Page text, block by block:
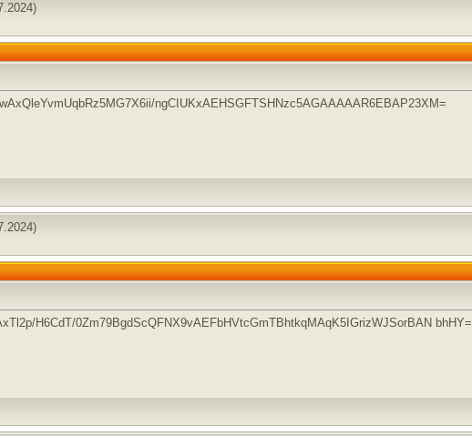
ngCIUKxAEHSGFTSHNzc5AGAAAAAR6EBAP23XM=
H6CdT/0Zm79BgdScQFNX9vAEFbHVtcGmTBhtkqMAqK5IGrizWJSorBAN bhHY=